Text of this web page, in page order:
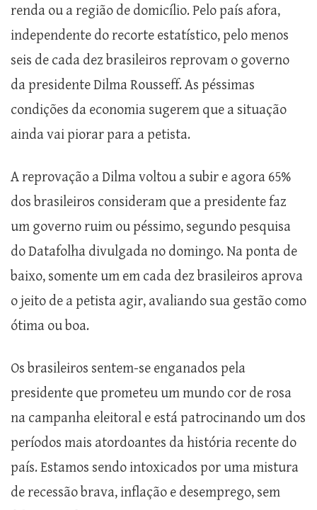
renda ou a região de domicílio. Pelo país afora,
independente do recorte estatístico, pelo menos
seis de cada dez brasileiros reprovam o governo
da presidente Dilma Rousseff. As péssimas
condições da economia sugerem que a situação
ainda vai piorar para a petista.
A reprovação a Dilma voltou a subir e agora 65%
dos brasileiros consideram que a presidente faz
um governo ruim ou péssimo, segundo pesquisa
do Datafolha divulgada no domingo. Na ponta de
baixo, somente um em cada dez brasileiros aprova
o jeito de a petista agir, avaliando sua gestão como
ótima ou boa.
Os brasileiros sentem-se enganados pela
presidente que prometeu um mundo cor de rosa
na campanha eleitoral e está patrocinando um dos
períodos mais atordoantes da história recente do
país. Estamos sendo intoxicados por uma mistura
de recessão brava, inflação e desemprego, sem